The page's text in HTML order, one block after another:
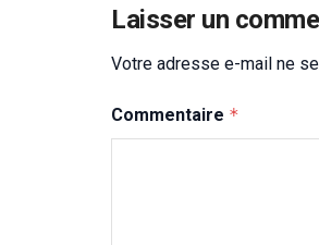
Laisser un
Votre adresse e-mail ne
Commentaire *